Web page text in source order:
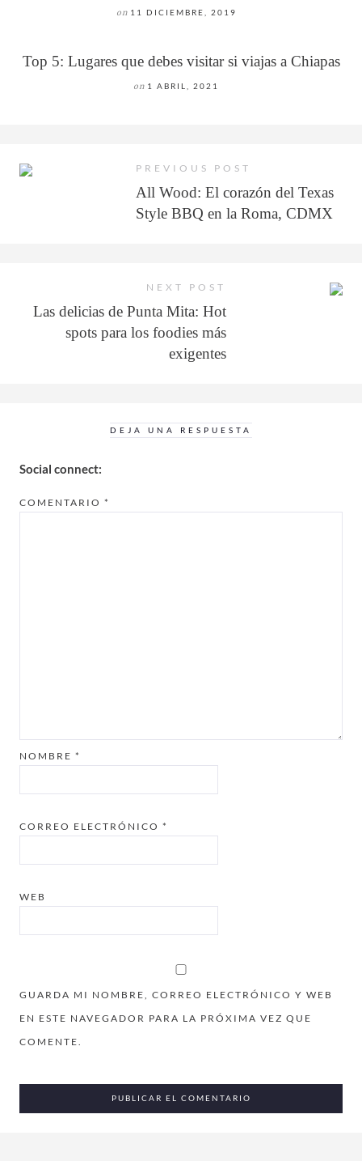
on 11 DICIEMBRE, 2019
Top 5: Lugares que debes visitar si viajas a Chiapas
on 1 ABRIL, 2021
PREVIOUS POST
All Wood: El corazón del Texas
Style BBQ en la Roma, CDMX
NEXT POST
Las delicias de Punta Mita: Hot
spots para los foodies más
exigentes
DEJA UNA RESPUESTA
Social connect:
COMENTARIO *
NOMBRE *
CORREO ELECTRÓNICO *
WEB
GUARDA MI NOMBRE, CORREO ELECTRÓNICO Y WEB
EN ESTE NAVEGADOR PARA LA PRÓXIMA VEZ QUE
COMENTE.